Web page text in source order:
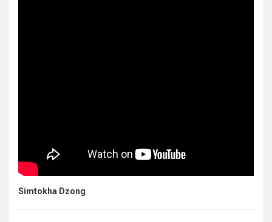
Simtokha Dzong